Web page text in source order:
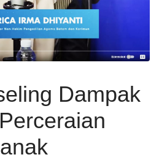
Dampak